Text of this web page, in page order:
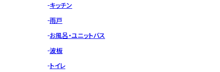
キッチン
雨戸
お風呂・ユニットバス
波板
トイレ